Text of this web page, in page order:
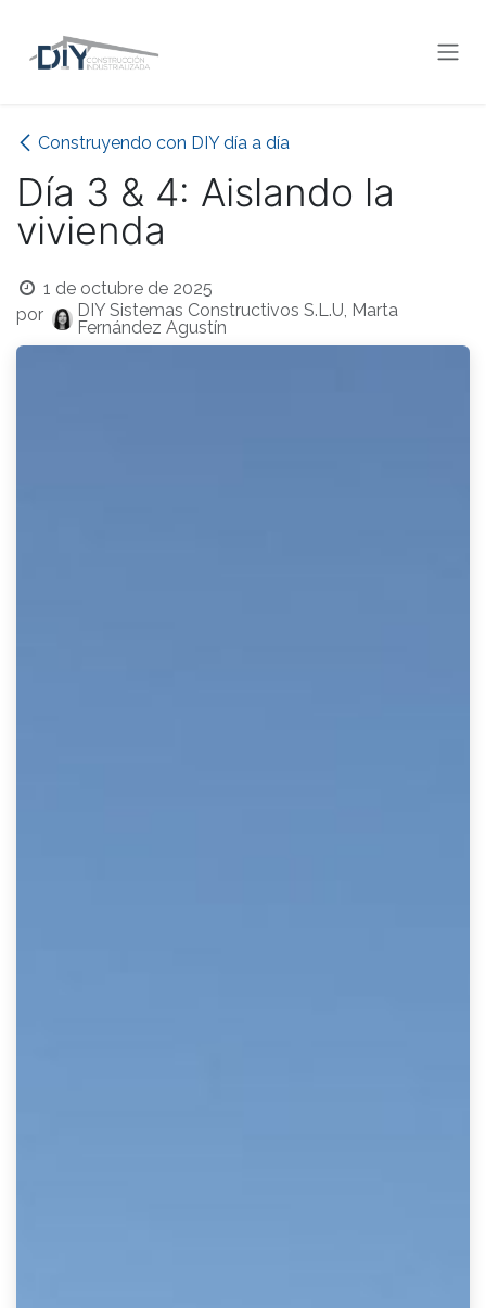
Construyendo con DIY día a día
Día 3 & 4: Aislando la
vivienda
1 de octubre de 2025
por
DIY Sistemas Constructivos S.L.U, Marta
Fernández Agustín